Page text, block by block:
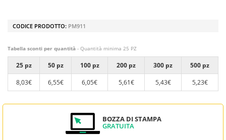
CODICE PRODOTTO: PM911
Tabella sconti per quantità - Quantità minima 25 PZ
25 pz 50 pz 100 pz 200 pz 300 pz
500 pz
8,03€
6,55€ 6,05€ 5,61€ 5,43€ 5,23€
BOZZA DI STAMPA
GRATUITA